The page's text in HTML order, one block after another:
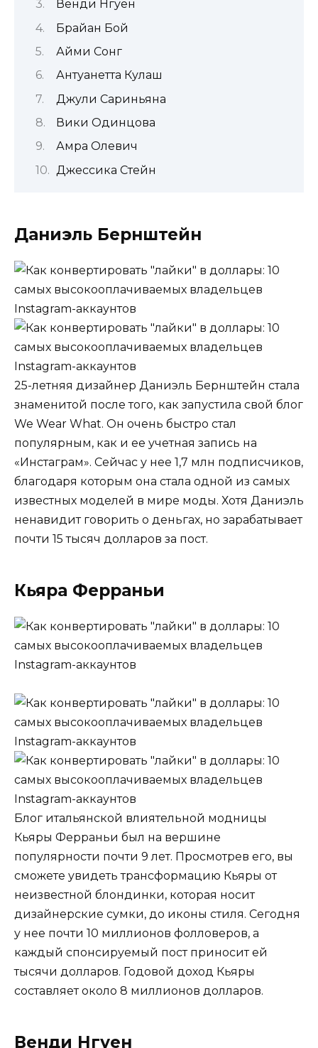
Венди Нгуен
Брайан Бой
Айми Сонг
Антуанетта Кулаш
Джули Сариньяна
Вики Одинцова
Амра Олевич
Джессика Стейн
Даниэль Бернштейн
25-летняя дизайнер Даниэль Бернштейн стала
знаменитой после того, как запустила свой блог
We Wear What. Он очень быстро стал
популярным, как и ее учетная запись на
«Инстаграм». Сейчас у нее 1,7 млн подписчиков,
благодаря которым она стала одной из самых
известных моделей в мире моды. Хотя Даниэль
ненавидит говорить о деньгах, но зарабатывает
почти 15 тысяч долларов за пост.
Кьяра Ферраньи
Блог итальянской влиятельной модницы
Кьяры Ферраньи был на вершине
популярности почти 9 лет. Просмотрев его, вы
сможете увидеть трансформацию Кьяры от
неизвестной блондинки, которая носит
дизайнерские сумки, до иконы стиля. Сегодня
у нее почти 10 миллионов фолловеров, а
каждый спонсируемый пост приносит ей
тысячи долларов. Годовой доход Кьяры
составляет около 8 миллионов долларов.
Венди Нгуен